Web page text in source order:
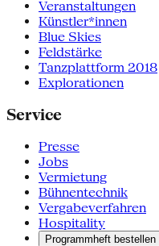
Veranstaltungen
Künstler*innen
Blue Skies
Feldstärke
Tanzplattform 2018
Explorationen
Service
Presse
Jobs
Vermietung
Bühnentechnik
Vergabeverfahren
Hospitality
Programmheft bestellen